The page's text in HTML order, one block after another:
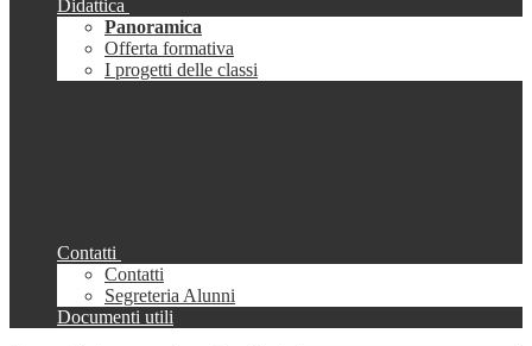
Didattica
Panoramica
Offerta formativa
I progetti delle classi
Contatti
Contatti
Segreteria Alunni
Documenti utili